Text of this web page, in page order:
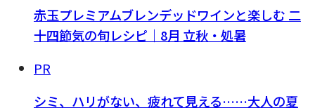
赤玉プレミアムブレンデッドワインと楽しむ 二
十四節気の旬レシピ｜8月 立秋・処暑
PR
シミ、ハリがない、疲れて見える……大人の夏